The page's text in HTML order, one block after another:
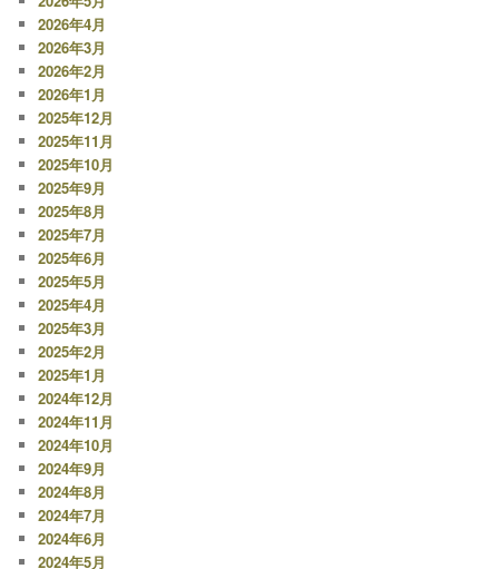
ョ
ン
2026年4月
2026年3月
2026年2月
2026年1月
2025年12月
2025年11月
2025年10月
2025年9月
2025年8月
2025年7月
2025年6月
2025年5月
2025年4月
2025年3月
2025年2月
2025年1月
2024年12月
2024年11月
2024年10月
2024年9月
2024年8月
2024年7月
2024年6月
2024年5月